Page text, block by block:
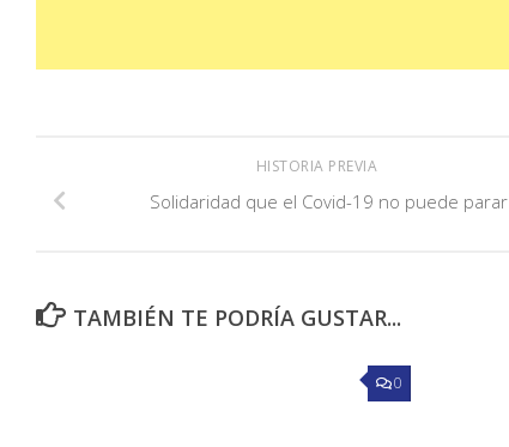
HISTORIA PREVIA
Solidaridad que el Covid-19 no puede parar
TAMBIÉN TE PODRÍA GUSTAR...
0